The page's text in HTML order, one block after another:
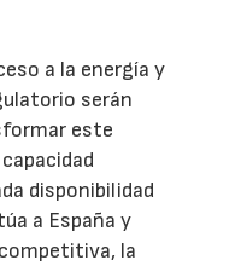
a la energía y
serán
este
disponibilidad
a España y
la